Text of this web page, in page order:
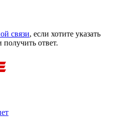
связи, если хотите указать
ответ.